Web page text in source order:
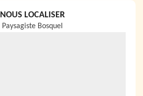
NOUS LOCALISER
Paysagiste Bosquel